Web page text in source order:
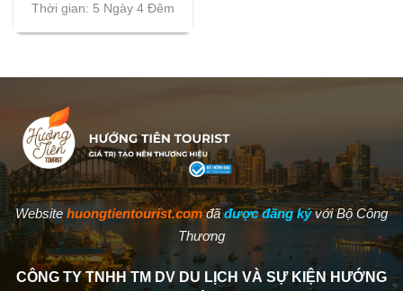
Thời gian: 5 Ngày 4 Đêm
Website huongtientourist.com đãđược đăng ký với Bộ Công
Thương
CÔNG TY TNHH TM DV DU LỊCH VÀ SỰ KIỆN HƯỚNG